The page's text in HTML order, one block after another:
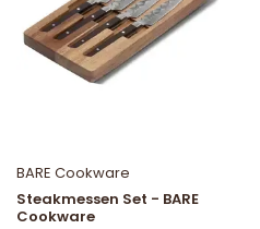
BARE Cookware
Steakmessen Set - BARE
Cookware